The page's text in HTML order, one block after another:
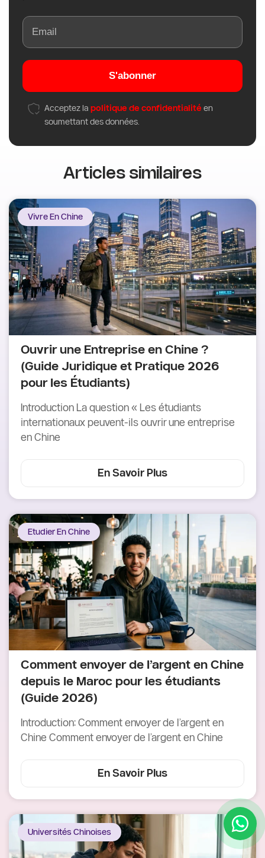
S'abonner
Acceptez lapolitique de confidentialité en
soumettant des données.
Articles similaires
Vivre En Chine
Ouvrir une Entreprise en Chine ?
(Guide Juridique et Pratique 2026
pour les Étudiants)
Introduction La question « Les étudiants
internationaux peuvent-ils ouvrir une entreprise
en Chine
En Savoir Plus
Etudier En Chine
Comment envoyer de l’argent en Chine
depuis le Maroc pour les étudiants
(Guide 2026)
Introduction: Comment envoyer de l’argent en
Chine Comment envoyer de l’argent en Chine
En Savoir Plus
Universités Chinoises